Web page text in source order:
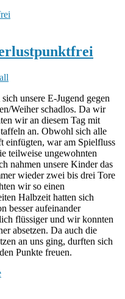
unsere E-Jugend gegen
Weiher schadlos. Da wir
wir an diesem Tag mit
an. Obwohl sich alle
war am Spielfluss
teilweise ungewohnten
nahmen unsere Kinder das
wieder zwei bis drei Tore
wir so einen
Halbzeit hatten sich
besser aufeinander
flüssiger und wir konnten
absetzen. Da auch die
an uns ging, durften sich
Punkte freuen.